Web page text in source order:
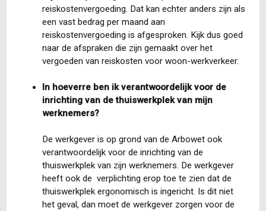
reiskostenvergoeding. Dat kan echter anders zijn als
een vast bedrag per maand aan
reiskostenvergoeding is afgesproken. Kijk dus goed
naar de afspraken die zijn gemaakt over het
vergoeden van reiskosten voor woon-werkverkeer.
In hoeverre ben ik verantwoordelijk voor de
inrichting van de thuiswerkplek van mijn
werknemers?
De werkgever is op grond van de Arbowet ook
verantwoordelijk voor de inrichting van de
thuiswerkplek van zijn werknemers. De werkgever
heeft ook de verplichting erop toe te zien dat de
thuiswerkplek ergonomisch is ingericht. Is dit niet
het geval, dan moet de werkgever zorgen voor de